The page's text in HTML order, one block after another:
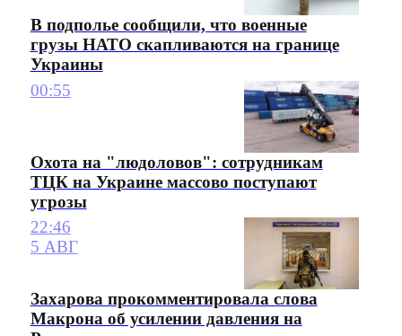
В подполье сообщили, что военные
грузы НАТО скапливаются на границе
Украины
00:55
Охота на "людоловов": сотрудникам
ТЦК на Украине массово поступают
угрозы
22:46
5 АВГ
Захарова прокомментировала слова
Макрона об усилении давления на